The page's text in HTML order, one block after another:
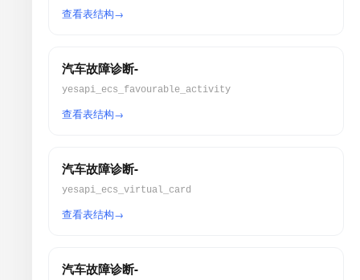
查看表结构
汽车故障诊断-
yesapi_ecs_favourable_activity
查看表结构
汽车故障诊断-
yesapi_ecs_virtual_card
查看表结构
汽车故障诊断-